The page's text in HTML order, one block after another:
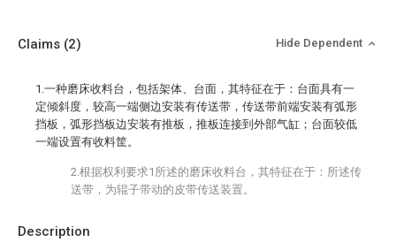
Description
Claims (2) Hide Dependent
1.一种磨床收料台，包括架体、台面，其特征在于：台面具有一
定倾斜度，较高一端侧边安装有传送带，传送带前端安装有弧形
挡板，弧形挡板边安装有推板，推板连接到外部气缸；台面较低
一端设置有收料筐。
2.根据权利要求1所述的磨床收料台，其特征在于：所述传
送带，为辊子带动的皮带传送装置。